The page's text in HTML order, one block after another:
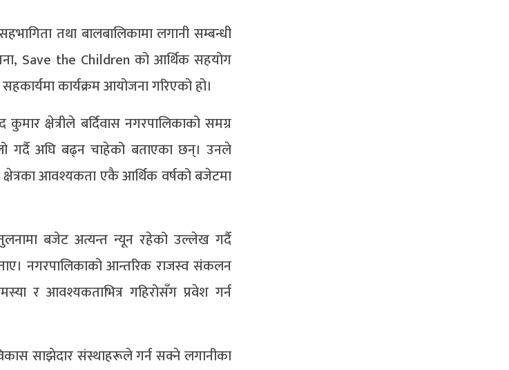
तथा बालबालिकामा लगानी सम्बन्धी
Save the Children को आर्थिक सहयोग
कार्यक्रम आयोजना गरिएको हो।
कुमार क्षेत्रीले बर्दिवास नगरपालिकाको समग्र
गर्दै अघि बढ्न चाहेको बताएका छन्। उनले
आवश्यकता एकै आर्थिक वर्षको बजेटमा
तुलनामा बजेट अत्यन्त न्यून रहेको उल्लेख गर्दै
नगरपालिकाको आन्तरिक राजस्व संकलन
र आवश्यकताभित्र गहिरोसँग प्रवेश गर्न
साझेदार संस्थाहरूले गर्न सक्ने लगानीका